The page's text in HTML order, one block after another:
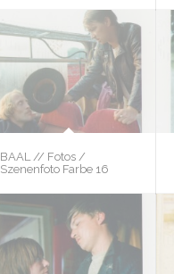
BAAL // Fotos /
Szenenfoto Farbe 16